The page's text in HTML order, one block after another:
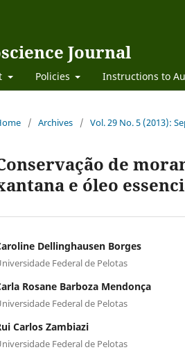
Journal
Policies Instructions to
/ Archives / Vol. 29 No. 5 (2013):
de
e óleo
Dellinghausen Borges
Federal de Pelotas
Rosane Barboza Mendonça
Federal de Pelotas
Carlos Zambiazi
Federal de Pelotas